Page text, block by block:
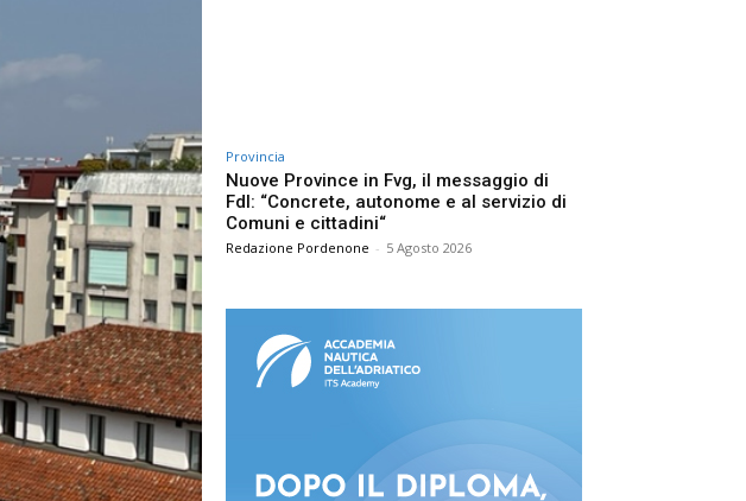
Provincia
Nuove Province in Fvg, il messaggio di
FdI: “Concrete, autonome e al servizio di
Comuni e cittadini“
Redazione Pordenone - 5 Agosto 2026